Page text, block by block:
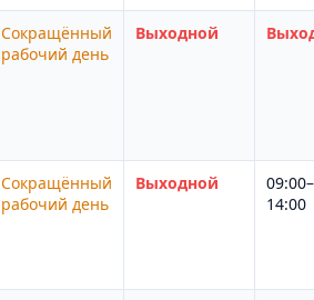
Сокращённый
рабочий день
Выходной
Сокращённый
рабочий день
Выходной
09:00–
14:00